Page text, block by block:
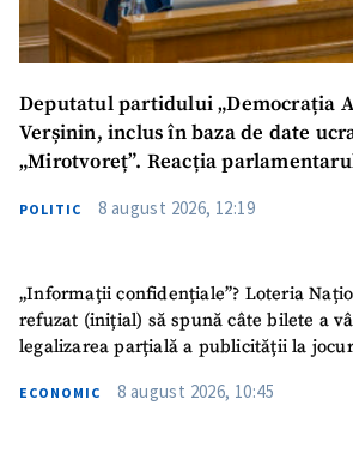
Deputatul partidului „Democrația
Verșinin, inclus în baza de date
„Mirotvoreț”. Reacția
POLITIC 8 august 2026, 12:19
„Informații confidențiale”? Loteria
refuzat (inițial) să spună câte bilete a
legalizarea parțială a publicității la
ECONOMIC 8 august 2026, 10:45